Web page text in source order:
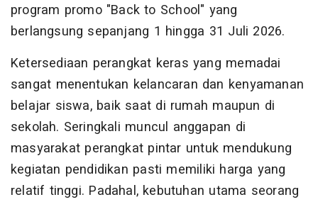
program promo "Back to School" yang
berlangsung sepanjang 1 hingga 31 Juli 2026.
Ketersediaan perangkat keras yang memadai
sangat menentukan kelancaran dan kenyamanan
belajar siswa, baik saat di rumah maupun di
sekolah. Seringkali muncul anggapan di
masyarakat perangkat pintar untuk mendukung
kegiatan pendidikan pasti memiliki harga yang
relatif tinggi. Padahal, kebutuhan utama seorang